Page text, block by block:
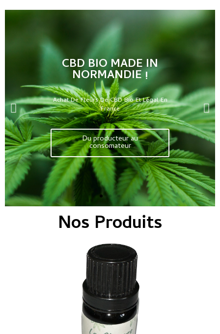
Nos Produits